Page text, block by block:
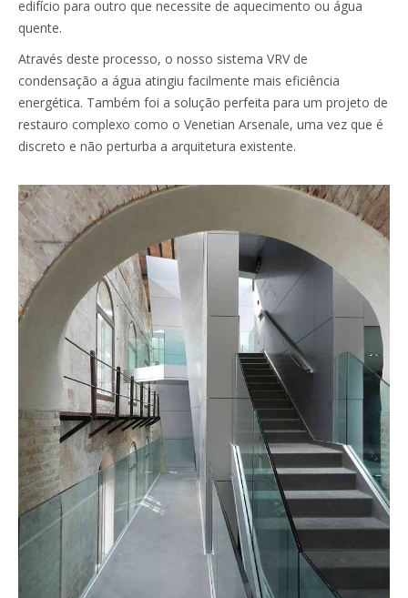
edifício para outro que necessite de aquecimento ou água
quente.
Através deste processo, o nosso sistema VRV de
condensação a água atingiu facilmente mais eficiência
energética. Também foi a solução perfeita para um projeto de
restauro complexo como o Venetian Arsenale, uma vez que é
discreto e não perturba a arquitetura existente.